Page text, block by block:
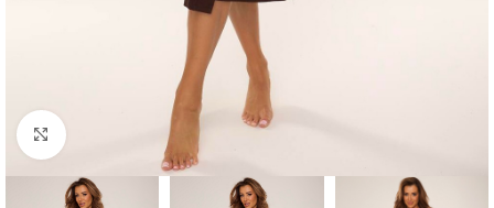
Click to enlarge